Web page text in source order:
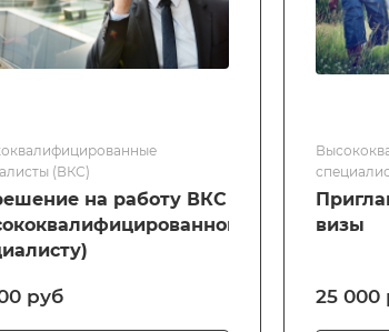
(ВКС)
на работу ВКС
руб
визы
25 000